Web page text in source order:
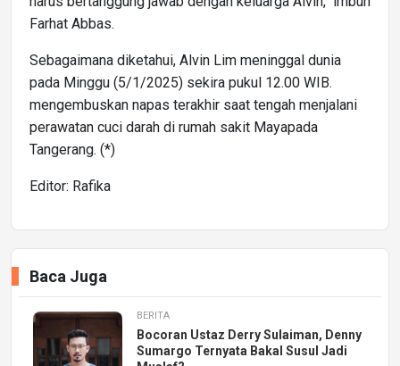
Farhat Abbas.
Sebagaimana diketahui, Alvin Lim meninggal dunia
pada Minggu (5/1/2025) sekira pukul 12.00 WIB.
mengembuskan napas terakhir saat tengah menjalani
perawatan cuci darah di rumah sakit Mayapada
Tangerang. (*)
Editor: Rafika
Baca Juga
BERITA
Bocoran Ustaz Derry Sulaiman, Denny
Sumargo Ternyata Bakal Susul Jadi